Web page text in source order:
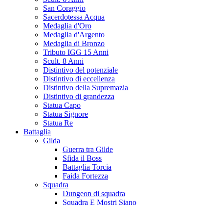
San Coraggio
Sacerdotessa Acqua
Medaglia d'Oro
Medaglia d'Argento
Medaglia di Bronzo
Tributo IGG 15 Anni
Scult. 8 Anni
Distintivo del potenziale
Distintivo di eccellenza
Distintivo della Supremazia
Distintivo di grandezza
Statua Capo
Statua Signore
Statua Re
Battaglia
Gilda
Guerra tra Gilde
Sfida il Boss
Battaglia Torcia
Faida Fortezza
Squadra
Dungeon di squadra
Squadra E Mostri Siano